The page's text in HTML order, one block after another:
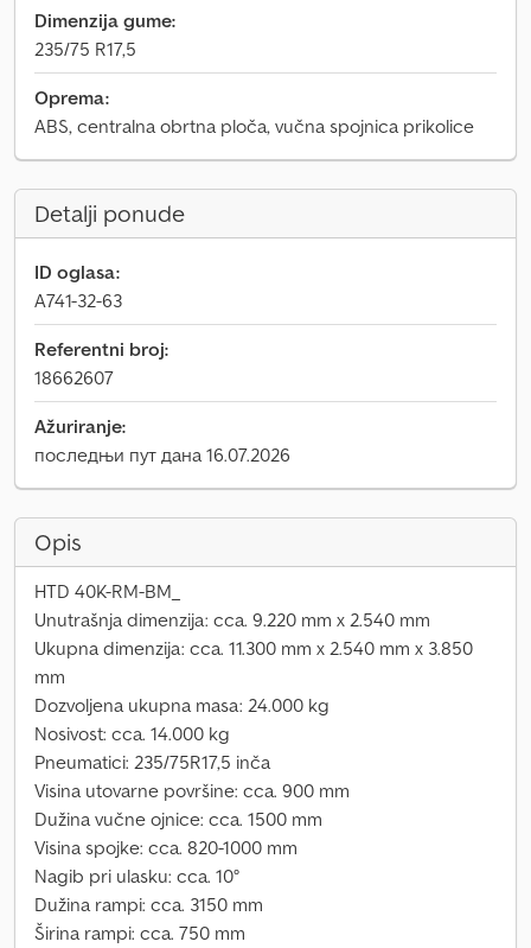
Dimenzija gume:
235/75 R17,5
Oprema:
ABS, centralna obrtna ploča, vučna spojnica prikolice
Detalji ponude
ID oglasa:
A741-32-63
Referentni broj:
18662607
Ažuriranje:
последњи пут дана 16.07.2026
Opis
HTD 40K-RM-BM_
Unutrašnja dimenzija: cca. 9.220 mm x 2.540 mm
Ukupna dimenzija: cca. 11.300 mm x 2.540 mm x 3.850
mm
Dozvoljena ukupna masa: 24.000 kg
Nosivost: cca. 14.000 kg
Pneumatici: 235/75R17,5 inča
Visina utovarne površine: cca. 900 mm
Dužina vučne ojnice: cca. 1500 mm
Visina spojke: cca. 820-1000 mm
Nagib pri ulasku: cca. 10°
Dužina rampi: cca. 3150 mm
Širina rampi: cca. 750 mm